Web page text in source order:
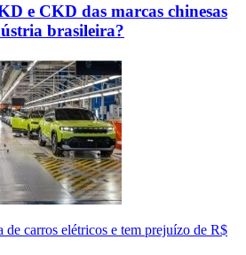
e CKD das marcas chinesas
brasileira?
de carros elétricos e tem prejuízo de R$